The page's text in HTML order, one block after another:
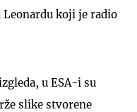
koji je radio
u ESA-i su
slike stvorene